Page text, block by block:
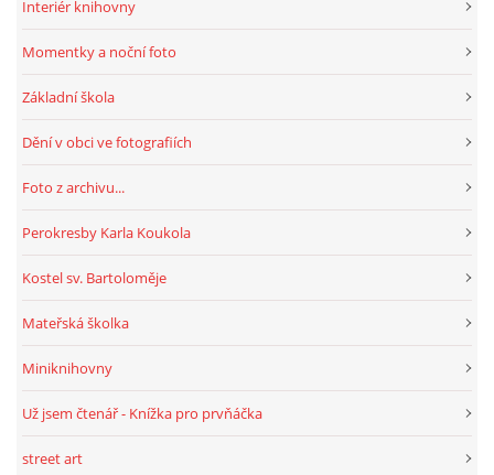
Interiér knihovny
Momentky a noční foto
Základní škola
Dění v obci ve fotografiích
Foto z archivu...
Perokresby Karla Koukola
Kostel sv. Bartoloměje
Mateřská školka
Miniknihovny
Už jsem čtenář - Knížka pro prvňáčka
street art